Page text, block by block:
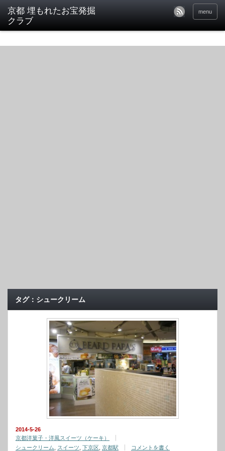
京都 埋もれたお宝発掘
クラブ
menu
タグ：シュークリーム
2014-5-26
京都洋菓子・洋風スイーツ（ケーキ）
シュークリーム
スイーツ 下京区 京都駅 コメントを書く